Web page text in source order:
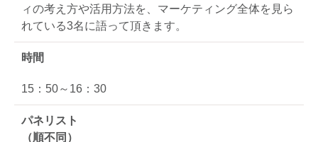
ィの考え方や活用方法を、マーケティング全体を見ら
れている3名に語って頂きます。
時間
15：50～16：30
パネリスト
（順不同）